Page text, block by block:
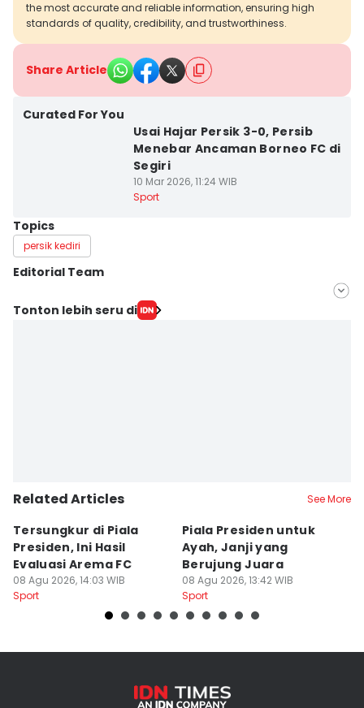
the most accurate and reliable information, ensuring high
standards of quality, credibility, and trustworthiness.
Share Article
Curated For You
Usai Hajar Persik 3-0, Persib
Menebar Ancaman Borneo FC di
Segiri
10 Mar 2026, 11:24 WIB
Sport
Topics
persik kediri
Editorial Team
Editor
Tonton lebih seru di
Related Articles See More
Tersungkur di Piala
Presiden, Ini Hasil
Evaluasi Arema FC
08 Agu 2026, 14:03 WIB
Sport
Piala Presiden untuk
Ayah, Janji yang
Berujung Juara
08 Agu 2026, 13:42 WIB
Sport